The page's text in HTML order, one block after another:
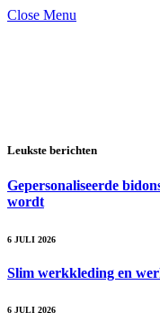
Close Menu
Leukste berichten
Gepersonaliseerde
wordt
6 JULI 2026
Slim werkkleding en
6 JULI 2026